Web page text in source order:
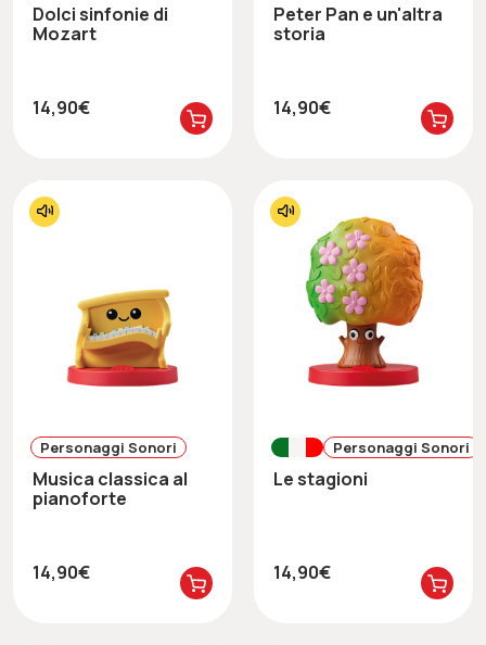
Dolci sinfonie di
Mozart
14,90€
Peter Pan e un'altra
storia
14,90€
Personaggi Sonori
Musica classica al
pianoforte
14,90€
Personaggi Sonori
Le stagioni
14,90€